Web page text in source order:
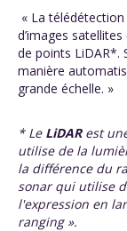
« La
d’images
de points LiDAR*.
manière
grande échelle. »
* Le LiDAR est
utilise de la
la différence du
sonar qui utilise
l'expression en
ranging ».